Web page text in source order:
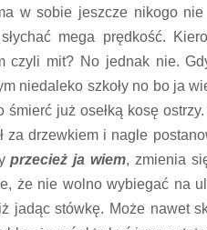
w sobie jeszcze nikogo nie
mega prędkość.
czyli mit? No jednak nie.
niedaleko szkoły no bo ja
już osełką kosę
drzewkiem i nagle
przecież ja wiem, zmienia
że nie wolno wybiegać na
jadąc stówkę. Może nawet